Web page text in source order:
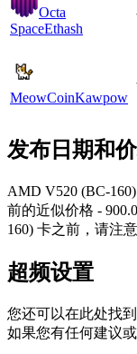
Octa
SpaceEthash
MeowCoinKawpow
发布日期和
AMD V520 (BC-
前的近似价格 -
160) 卡之前，请注
超频设置
您还可以在此处找
如果您有任何建议